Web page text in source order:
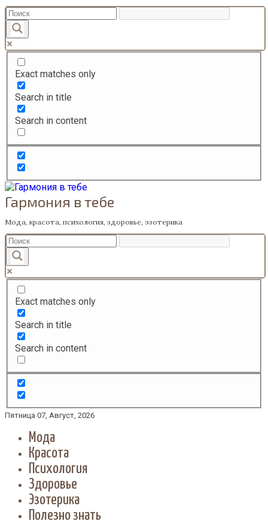
Перейти
к
содержанию
Exact matches only
Search in title
Search in content
Гармония в тебе
Мода, красота, психология, здоровье, эзотерика
Exact matches only
Search in title
Search in content
Пятница 07, Август, 2026
Мода
Красота
Психология
Здоровье
Эзотерика
Полезно знать